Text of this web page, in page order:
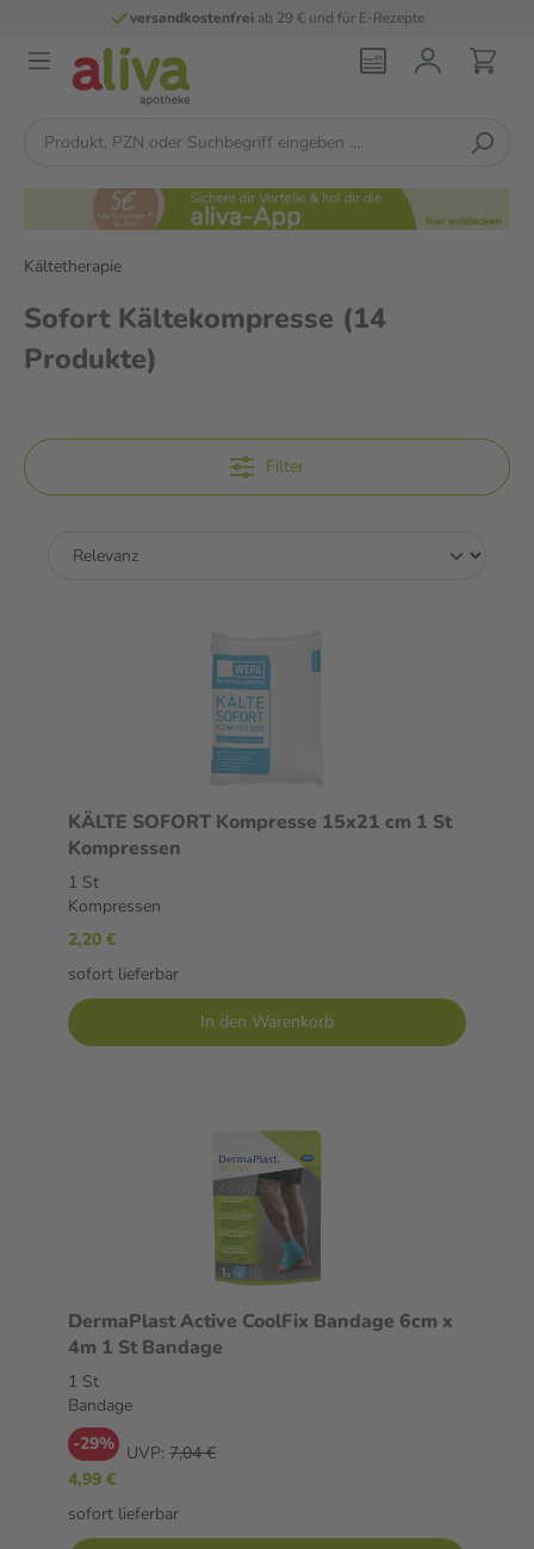
ab 29 € und für E-Rezepte
Kältetherapie
Sofort Kältekompresse (14
Produkte)
Filter
KÄLTE SOFORT Kompresse 15x21 cm 1 St
Kompressen
1 St
Kompressen
2,20 €
sofort lieferbar
In den Warenkorb
DermaPlast Active CoolFix Bandage 6cm x
4m 1 St Bandage
1 St
Bandage
-29% UVP: 7,04 €
4,99 €
sofort lieferbar